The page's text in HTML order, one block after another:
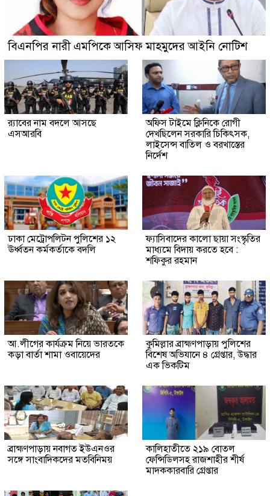
বিএনপির নারী এমপিকে আসিফ মাহমুদের আইনি নোটিশ
র‍্যাবের নাম বদলে আসছে
এসআরবি
অফিস টাইমে ক্লিনিকে রোগী
দেখছিলেন সরকারি চিকিৎসক,
লাইসেন্স বাতিল ও বরখাস্তের
নির্দেশ
ঢাকা মেট্রোপলিটন পুলিশের ১২
ঊর্ধ্বতন কর্মকর্তাকে বদলি
ফ্যাসিবাদের কালো ছায়া সংস্কৃতির
মাধ্যমে বিদায় করতে হবে :
শফিকুর রহমান
আ.লীগের কার্যক্রম নিয়ে ভারতকে
কড়া বার্তা শামা ওবায়েদের
কুমিল্লার ব্রাহ্মণপাড়ায় পুলিশের
বিশেষ অভিযানে ৪ গ্রেপ্তার, উদ্ধার
এক ভিকটিম
ব্রাহ্মণপাড়ায় নবাগত ইউএনওর
সঙ্গে সাংবাদিকদের মতবিনিময়
কালিহাতীতে ২১৯ বোতল
ফেন্সিডিলসহ রাজশাহীর শীর্ষ
মাদককারবারি গ্রেপ্তার